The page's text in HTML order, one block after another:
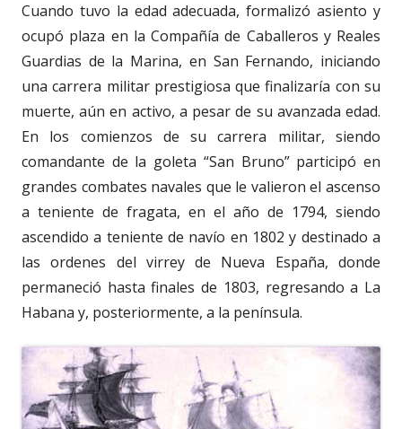
Cuando tuvo la edad adecuada, formalizó asiento y
ocupó plaza en la Compañía de Caballeros y Reales
Guardias de la Marina, en San Fernando, iniciando
una carrera militar prestigiosa que finalizaría con su
muerte, aún en activo, a pesar de su avanzada edad.
En los comienzos de su carrera militar, siendo
comandante de la goleta “San Bruno” participó en
grandes combates navales que le valieron el ascenso
a teniente de fragata, en el año de 1794, siendo
ascendido a teniente de navío en 1802 y destinado a
las ordenes del virrey de Nueva España, donde
permaneció hasta finales de 1803, regresando a La
Habana y, posteriormente, a la península.